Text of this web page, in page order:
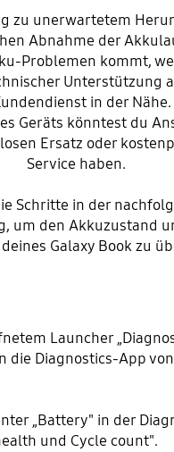
zu unerwartetem
Abnahme der
Problemen kommt,
Unterstützung
in der Nähe.
Geräts könntest du
Ersatz oder
Service haben.
Schritte in der
um den Akkuzustand
Galaxy Book zu
Launcher
die Diagnostics-App
„Battery" in der
und Cycle count".